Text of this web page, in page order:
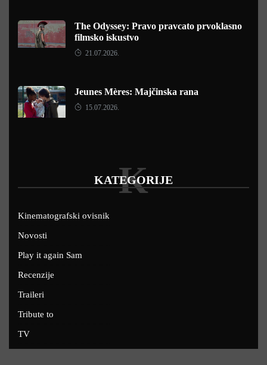
The Odyssey: Pravo pravcato prvoklasno
filmsko iskustvo
21.07.2026.
Jeunes Mères: Majčinska rana
15.07.2026.
KATEGORIJE
K
Kinematografski ovisnik
Novosti
Play it again Sam
Recenzije
Traileri
Tribute to
TV